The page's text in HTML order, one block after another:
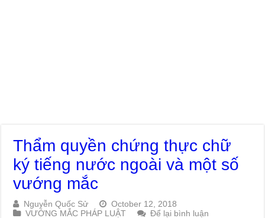
Thẩm quyền chứng thực chữ
ký tiếng nước ngoài và một số
vướng mắc
Nguyễn Quốc Sử
October 12, 2018
VƯỚNG MẮC PHÁP LUẬT
Để lại bình luận